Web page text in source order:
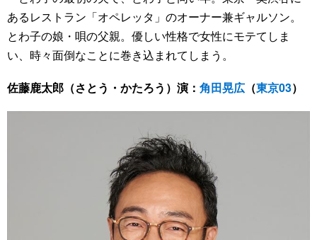
あるレストラン「オペレッタ」のオーナー兼ギャルソン。
とわ子の娘・唄の父親。優しい性格で女性にモテてしま
い、時々面倒なことに巻き込まれてしまう。
佐藤鹿太郎（さとう・かたろう）演： 角田晃広 （東京03）